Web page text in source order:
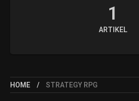
1
ARTIKEL
HOME STRATEGY RPG